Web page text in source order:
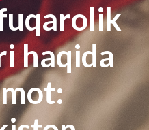
haqida